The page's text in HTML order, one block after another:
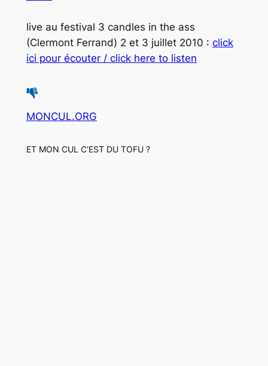
live au festival 3 candles in the ass
(Clermont Ferrand) 2 et 3 juillet 2010 : click
ici pour écouter / click here to listen
MONCUL.ORG
ET MON CUL C'EST DU TOFU ?